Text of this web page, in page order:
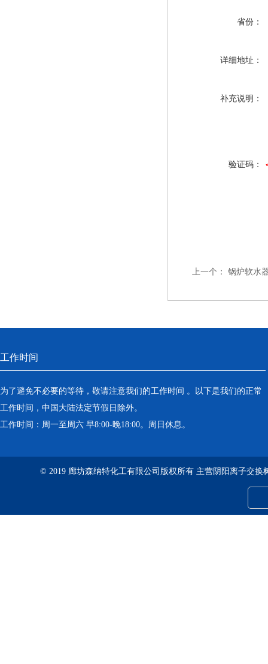
省份：
详细地址：
补充说明：
验证码：
上一个： 锅炉软水
工作时间
为了避免不必要的等待，敬请注意我们的工作时间 。以下是我们的正常
工作时间，中国大陆法定节假日除外。
工作时间：周一至周六 早8:00-晚18:00。周日休息。
© 2019 廊坊森纳特化工有限公司版权所有 主营阴阳离子交换